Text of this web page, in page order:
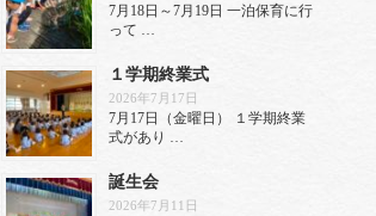
7月18日～7月19日 一泊保育に行
って …
１学期終業式
2026年7月17日
7月17日（金曜日） １学期終業
式があり …
誕生会
2026年7月11日